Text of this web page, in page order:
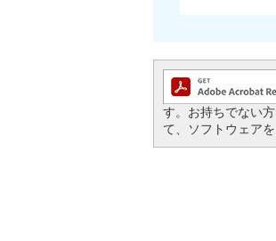
す。お持ちでない
て、ソフトウェア